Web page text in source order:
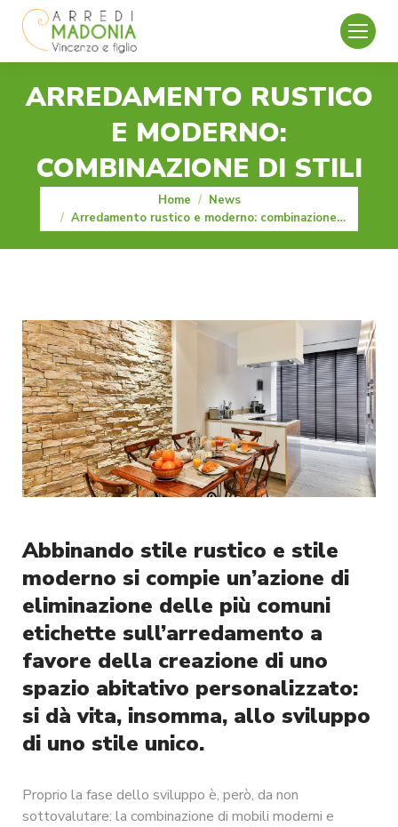
ARREDAMENTO RUSTICO
E MODERNO:
COMBINAZIONE DI STILI
Home
News
Arredamento rustico e moderno: combinazione…
Abbinando stile rustico e stile
moderno si compie un’azione di
eliminazione delle più comuni
etichette sull’arredamento a
favore della creazione di uno
spazio abitativo personalizzato:
si dà vita, insomma, allo sviluppo
di uno stile unico.
Proprio la fase dello sviluppo è, però, da non
sottovalutare: la combinazione di mobili moderni e